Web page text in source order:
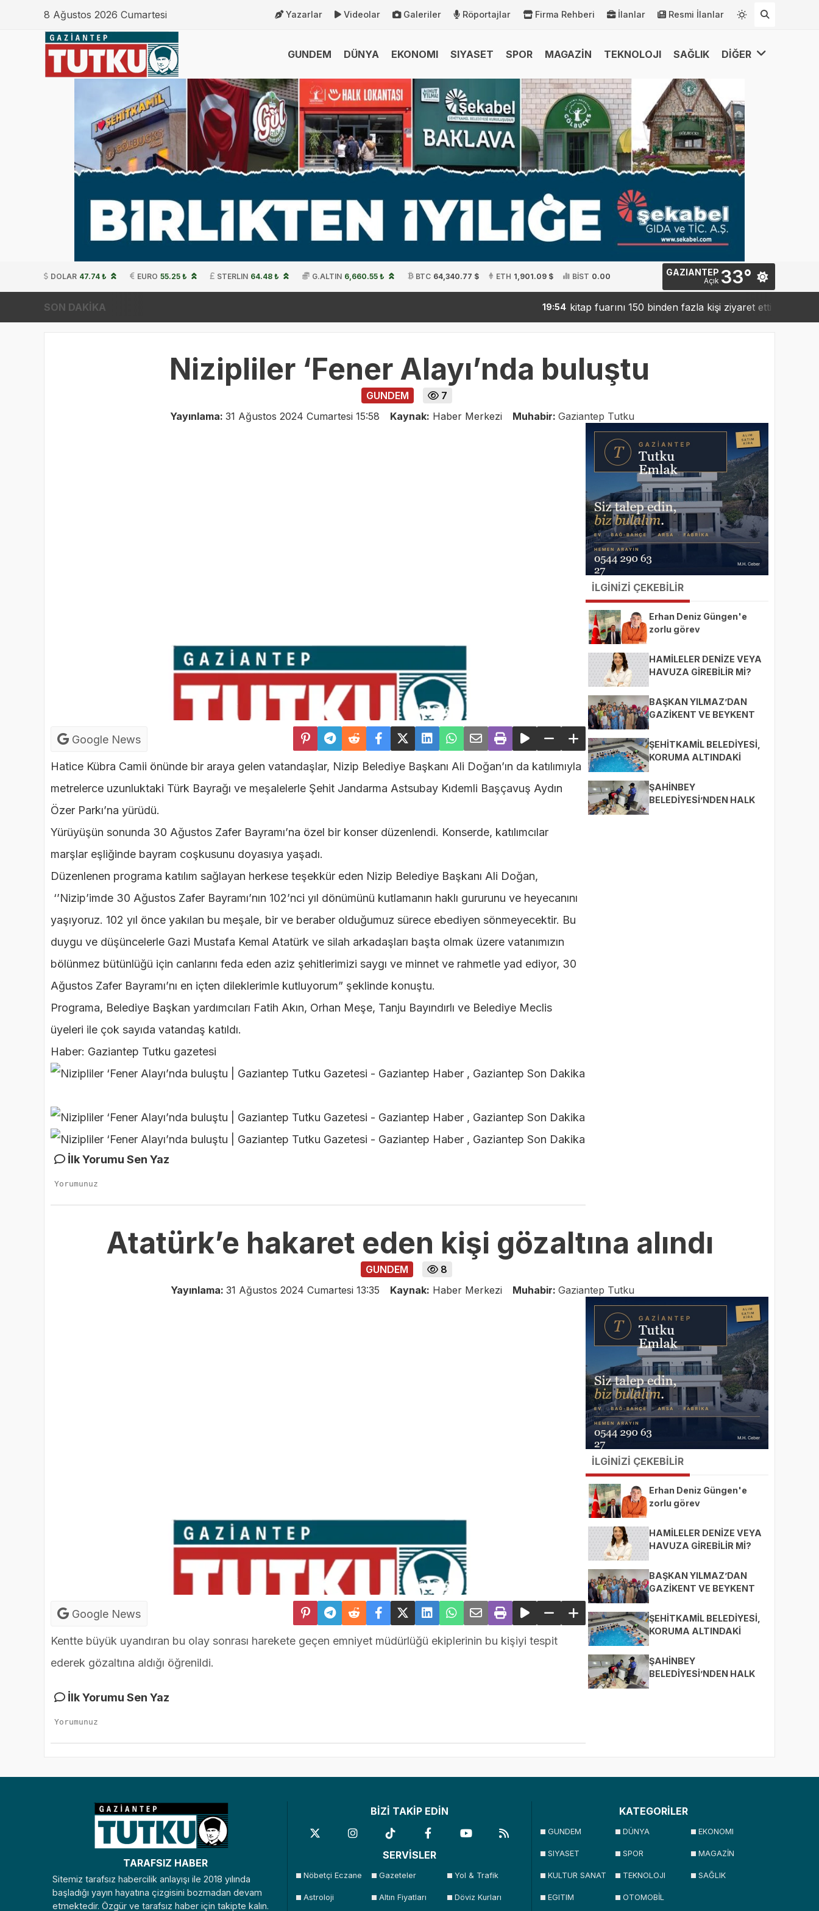
8 Ağustos 2026 Cumartesi Yazarlar Videolar Galeriler Röportajlar Firma Rehberi İlanlar Resmi İlanlar
GUNDEM DÜNYA EKONOMI SIYASET SPOR MAGAZİN TEKNOLOJI SAĞLIK DİĞER
DOLAR 47.74 ₺ EURO 55.25 ₺ STERLIN 64.48 ₺ G.ALTIN 6,660.55 ₺ BTC 64,340.77 $ ETH 1,901.09 $ BİST 0.00 GAZIANTEP
Açık 33°
SON DAKİKA kitap fuarını 150 binden fazla kişi ziyaret etti 19:42
Nizipliler ‘Fener Alayı’nda buluştu
GUNDEM
7
Yayınlama: 31 Ağustos 2024 Cumartesi 15:58 Kaynak: Haber Merkezi Muhabir: Gaziantep Tutku
Google News
Hatice Kübra Camii önünde bir araya gelen vatandaşlar, Nizip Belediye Başkanı Ali Doğan’ın da katılımıyla
metrelerce uzunluktaki Türk Bayrağı ve meşalelerle Şehit Jandarma Astsubay Kıdemli Başçavuş Aydın
Özer Parkı’na yürüdü.
Yürüyüşün sonunda 30 Ağustos Zafer Bayramı’na özel bir konser düzenlendi. Konserde, katılımcılar
marşlar eşliğinde bayram coşkusunu doyasıya yaşadı.
Düzenlenen programa katılım sağlayan herkese teşekkür eden Nizip Belediye Başkanı Ali Doğan,
‘’Nizip’imde 30 Ağustos Zafer Bayramı’nın 102’nci yıl dönümünü kutlamanın haklı gururunu ve heyecanını
yaşıyoruz. 102 yıl önce yakılan bu meşale, bir ve beraber olduğumuz sürece ebediyen sönmeyecektir. Bu
duygu ve düşüncelerle Gazi Mustafa Kemal Atatürk ve silah arkadaşları başta olmak üzere vatanımızın
bölünmez bütünlüğü için canlarını feda eden aziz şehitlerimizi saygı ve minnet ve rahmetle yad ediyor, 30
Ağustos Zafer Bayramı’nı en içten dileklerimle kutluyorum” şeklinde konuştu.
Programa, Belediye Başkan yardımcıları Fatih Akın, Orhan Meşe, Tanju Bayındırlı ve Belediye Meclis
üyeleri ile çok sayıda vatandaş katıldı.
Haber: Gaziantep Tutku gazetesi
İlk Yorumu Sen Yaz
İLGİNİZİ ÇEKEBİLİR
Erhan Deniz Güngen'e
zorlu görev
HAMİLELER DENİZE VEYA
HAVUZA GİREBİLİR Mİ?
BAŞKAN YILMAZ’DAN
GAZİKENT VE BEYKENT
ŞEHİTKAMİL BELEDİYESİ,
KORUMA ALTINDAKİ
BULUŞTURUYOR
ŞAHİNBEY
BELEDİYESİ’NDEN HALK
Atatürk’e hakaret eden kişi gözaltına alındı
GUNDEM
8
Yayınlama: 31 Ağustos 2024 Cumartesi 13:35 Kaynak: Haber Merkezi Muhabir: Gaziantep Tutku
Google News
Kentte büyük uyandıran bu olay sonrası harekete geçen emniyet müdürlüğü ekiplerinin bu kişiyi tespit
ederek gözaltına aldığı öğrenildi.
İlk Yorumu Sen Yaz
İLGİNİZİ ÇEKEBİLİR
Erhan Deniz Güngen'e
zorlu görev
HAMİLELER DENİZE VEYA
HAVUZA GİREBİLİR Mİ?
BAŞKAN YILMAZ’DAN
GAZİKENT VE BEYKENT
ŞEHİTKAMİL BELEDİYESİ,
KORUMA ALTINDAKİ
BULUŞTURUYOR
ŞAHİNBEY
BELEDİYESİ’NDEN HALK
TARAFSIZ HABER
Sitemiz tarafsız habercilik anlayışı ile 2018 yılında
başladığı yayın hayatına çizgisini bozmadan devam
etmektedir. Özgür ve tarafsız haber için takipte kalın.
BİZİ TAKİP EDİN
SERVİSLER
Nöbetçi Eczane Gazeteler Yol & Trafik
Astroloji Altın Fiyatları Döviz Kurları
KATEGORİLER
GUNDEM DÜNYA EKONOMI
SIYASET SPOR MAGAZİN
KULTUR SANAT TEKNOLOJI SAĞLIK
EGITIM OTOMOBİL